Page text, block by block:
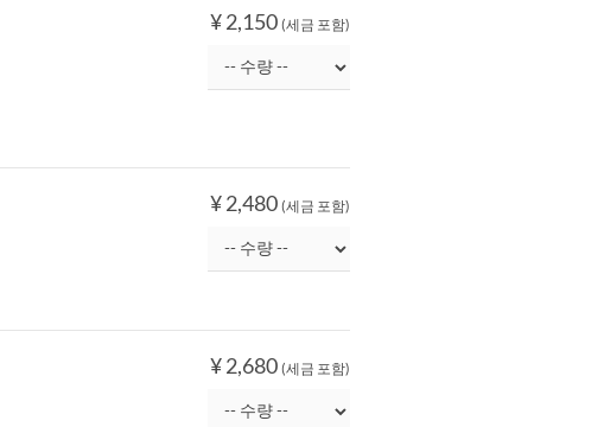
¥ 2,150 (세금 포함)
¥ 2,480 (세금 포함)
¥ 2,680 (세금 포함)